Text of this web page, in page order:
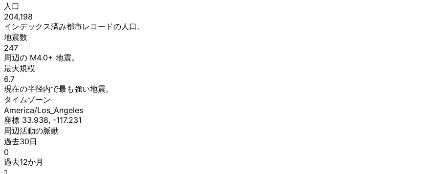
人口
204,198
インデックス済み都市レコードの人口。
地震数
247
周辺の M4.0+ 地震。
最大規模
6.7
現在の半径内で最も強い地震。
タイムゾーン
America/Los_Angeles
座標 33.938, -117.231
周辺活動の脈動
過去30日
0
過去12か月